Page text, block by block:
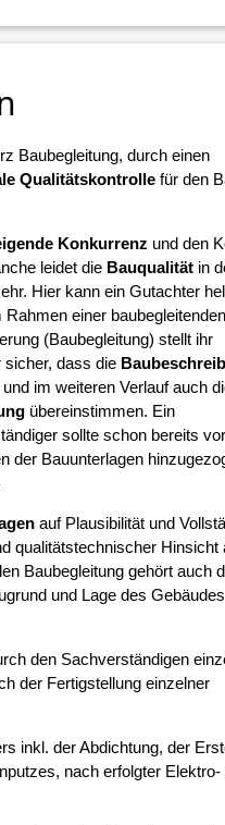
Baubegleitung, durch einen
Qualitätskontrollefür den
Konkurrenz und den
leidet die Bauqualitätin
Hier kann ein Gutachter
Rahmen einer baubegleitenden
(Baubegleitung) stellt ihr
sicher, dass die
im weiteren Verlauf auch
übereinstimmen. Ein
sollte schon bereits
der Bauunterlagen
auf Plausibilität und
qualitätstechnischer Hinsicht
Baubegleitung gehört auch
und Lage des Gebäudes
den Sachverständigen
der Fertigstellung einzelner
inkl. der Abdichtung, der
nach erfolgter Elektro-